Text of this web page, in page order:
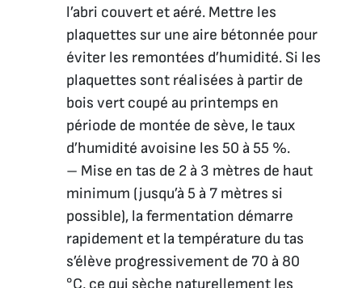
l’abri couvert et aéré. Mettre les
plaquettes sur une aire bétonnée pour
éviter les remontées d’humidité. Si les
plaquettes sont réalisées à partir de
bois vert coupé au printemps en
période de montée de sève, le taux
d’humidité avoisine les 50 à 55 %.
– Mise en tas de 2 à 3 mètres de haut
minimum (jusqu’à 5 à 7 mètres si
possible), la fermentation démarre
rapidement et la température du tas
s’élève progressivement de 70 à 80
°C, ce qui sèche naturellement les